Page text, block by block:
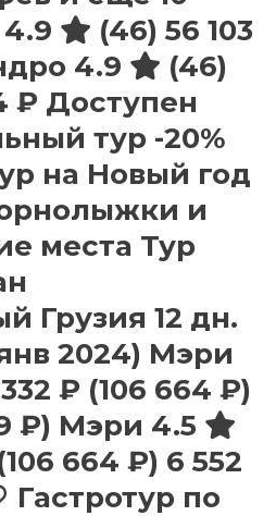
(46) 56 103
4.9
(46)
₽ Доступен
тур -20%
на Новый год
и
места Тур
Грузия 12 дн.
2024) Мэри
₽ (106 664 ₽)
₽) Мэри 4.5
664 ₽) 6 552
Гастротур по